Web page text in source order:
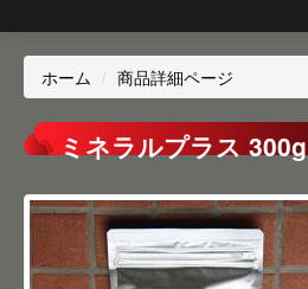
ログイン
ホーム / 商品詳細ページ
ミネラルプラス 300g